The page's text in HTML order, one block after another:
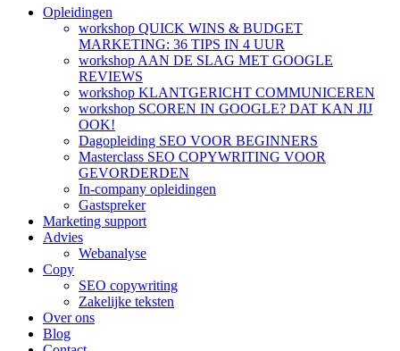
Opleidingen
workshop QUICK WINS & BUDGET
MARKETING: 36 TIPS IN 4 UUR
workshop AAN DE SLAG MET GOOGLE
REVIEWS
workshop KLANTGERICHT COMMUNICEREN
workshop SCOREN IN GOOGLE? DAT KAN JIJ
OOK!
Dagopleiding SEO VOOR BEGINNERS
Masterclass SEO COPYWRITING VOOR
GEVORDERDEN
In-company opleidingen
Gastspreker
Marketing support
Advies
Webanalyse
Copy
SEO copywriting
Zakelijke teksten
Over ons
Blog